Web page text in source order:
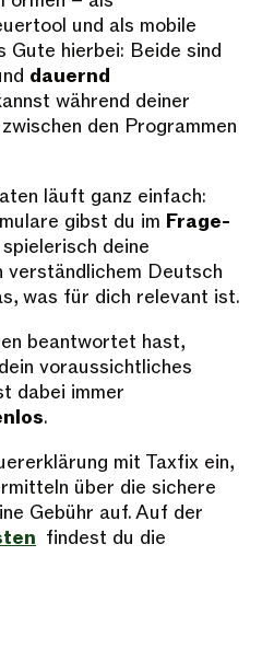
und als mobile
Gute hierbei: Beide sind
dauernd
während deiner
den Programmen
läuft ganz einfach:
gibst du im Frage-
spielerisch deine
verständlichem Deutsch
was für dich relevant ist.
beantwortet hast,
voraussichtliches
dabei immer
.
mit Taxfix ein,
über die sichere
Gebühr auf. Auf der
findest du die